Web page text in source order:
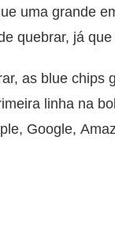
uma grande
quebrar, já
as blue
linha na
Google,